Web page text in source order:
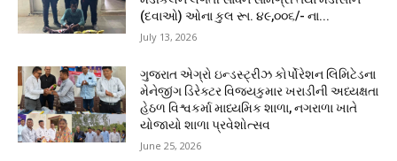
(દવાઓ) ઓના કુલ રૂા. ૪૯,૦૦૬/- ના...
July 13, 2026
ગુજરાત એગ્રો ઇન્ડસ્ટ્રીઝ કોર્પોરેશન લિમિટેડના
મેનેજીંગ ડિરેક્ટર વિજયકુમાર ખરાડીની અધ્યક્ષતા
હેઠળ વિશ્વકર્મા માધ્યમિક શાળા, નગરાળા ખાતે
યોજાયો શાળા પ્રવેશોત્સવ
June 25, 2026